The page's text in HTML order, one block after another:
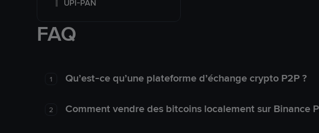
UPI-PAN
FAQ
1 Qu’est-ce qu’une plateforme d’échange crypto P2P ?
2 Comment vendre des bitcoins localement sur Binance